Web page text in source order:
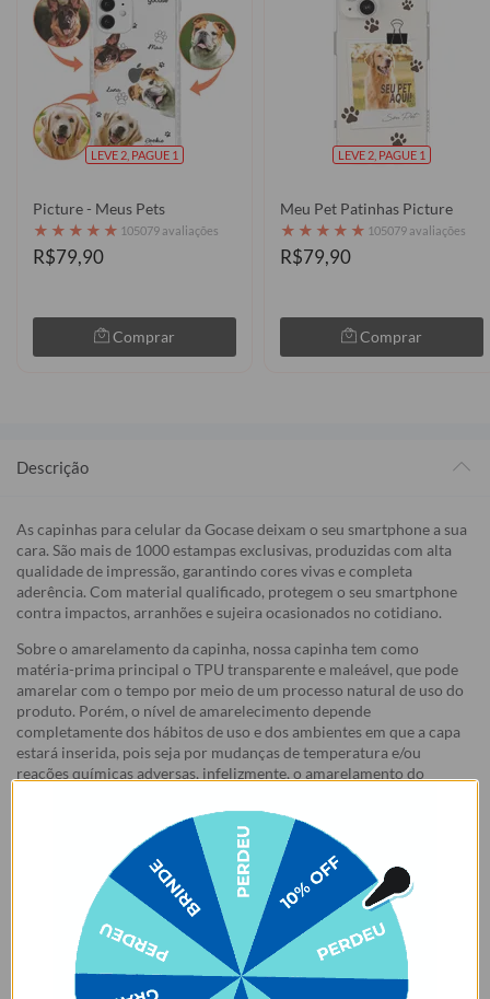
LEVE 2, PAGUE 1
Picture - Meus Pets
★ ★ ★ ★ ★ 105079 avaliações
R$79,90
Comprar
LEVE 2, PAGUE 1
Meu Pet Patinhas Picture
★ ★ ★ ★ ★ 105079 avaliações
R$79,90
Comprar
Descrição
As capinhas para celular da Gocase deixam o seu smartphone a sua
cara. São mais de 1000 estampas exclusivas, produzidas com alta
qualidade de impressão, garantindo cores vivas e completa
aderência. Com material qualificado, protegem o seu smartphone
contra impactos, arranhões e sujeira ocasionados no cotidiano.
Sobre o amarelamento da capinha, nossa capinha tem como
matéria-prima principal o TPU transparente e maleável, que pode
amarelar com o tempo por meio de um processo natural de uso do
produto. Porém, o nível de amarelecimento depende
completamente dos hábitos de uso e dos ambientes em que a capa
estará inserida, pois seja por mudanças de temperatura e/ou
reações químicas adversas, infelizmente, o amarelamento do
Arrependimento
- Os nossos produtos personalizados (estampados ou
customizados com nome/foto
) são feitos especialmente para você,
de acordo com a opção escolhida no momento da compra.
- Isso significa que a produção só começa após a confirmação do
pedido, e o item é criado exclusivamente com a estampa
selecionada,
mesmo quando não há customização com nome